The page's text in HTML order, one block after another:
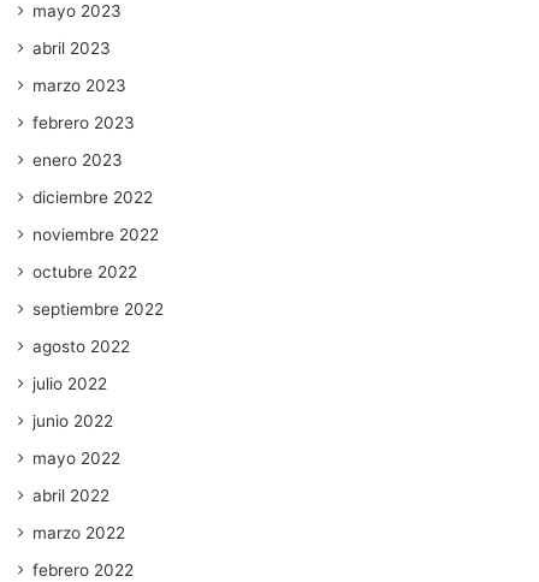
mayo 2023
abril 2023
marzo 2023
febrero 2023
enero 2023
diciembre 2022
noviembre 2022
octubre 2022
septiembre 2022
agosto 2022
julio 2022
junio 2022
mayo 2022
abril 2022
marzo 2022
febrero 2022